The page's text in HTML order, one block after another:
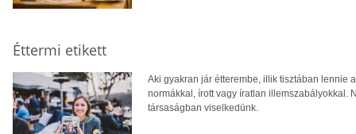
Éttermi etikett
Aki gyakran jár étterembe, illik tisztában lennie
normákkal, írott vagy íratlan illemszabályokkal.
társaságban viselkedünk.